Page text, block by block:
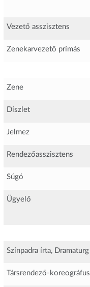
Vezető asszisztens
Zenekarvezető prímás
Zene
Díszlet
Jelmez
Rendezőasszisztens
Súgó
Ügyelő
Színpadra írta, Dramaturg
Társrendező-koreográfus